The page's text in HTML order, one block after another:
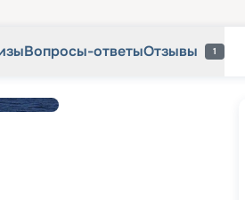
Вопросы-ответыОтзывы 1